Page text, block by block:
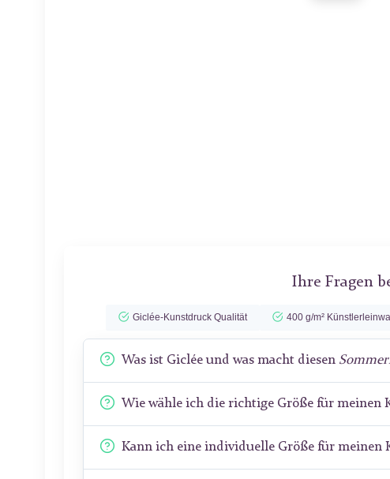
Ihre Fragen
Giclée-Kunstdruck Qualität 400 g/m²
Was ist Giclée und was macht diesen
Wie wähle ich die richtige Größe für meinen
Kann ich eine individuelle Größe für meinen